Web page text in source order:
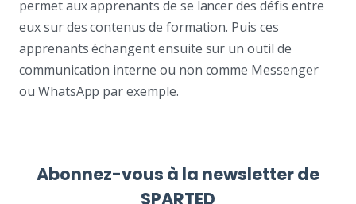
permet aux apprenants de se lancer des défis entre
eux sur des contenus de formation. Puis ces
apprenants échangent ensuite sur un outil de
communication interne ou non comme Messenger
ou WhatsApp par exemple.